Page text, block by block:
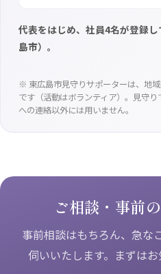
代表をはじめ、社員4名が登録
島市）。
※ 東広島市見守りサポーターは、地
です（活動はボランティア）。見守
への連絡以外には用いません。
ご相談・事前
事前相談はもちろん、急な
伺いいたします。まずは